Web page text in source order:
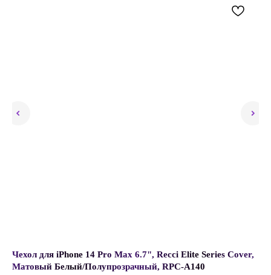
Чехол для iPhone 14 Pro Max 6.7", Recci Elite Series Cover,
Матовый Белый/Полупрозрачный, RPC-A140